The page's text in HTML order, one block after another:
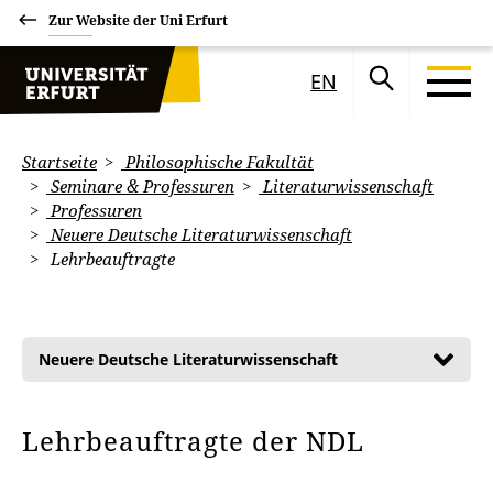
Zur Website der Uni Erfurt
EN
Startseite
Philosophische Fakultät
Seminare & Professuren
Literaturwissenschaft
Professuren
Neuere Deutsche Literaturwissenschaft
Lehrbeauftragte
Neuere Deutsche Literaturwissenschaft
Lehrbeauftragte der NDL